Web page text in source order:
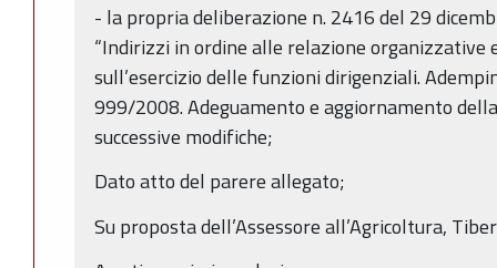
- la propria deliberazione n. 2416 del 29
“Indirizzi in ordine alle relazione
sull’esercizio delle funzioni dirigenziali.
999/2008. Adeguamento e aggiornamento
successive modifiche;
Dato atto del parere allegato;
Su proposta dell’Assessore all’Agricoltura,